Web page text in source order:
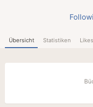
Übersicht Statistiken Likes